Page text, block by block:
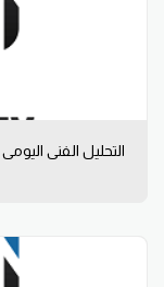
التحليل الفني اليومي